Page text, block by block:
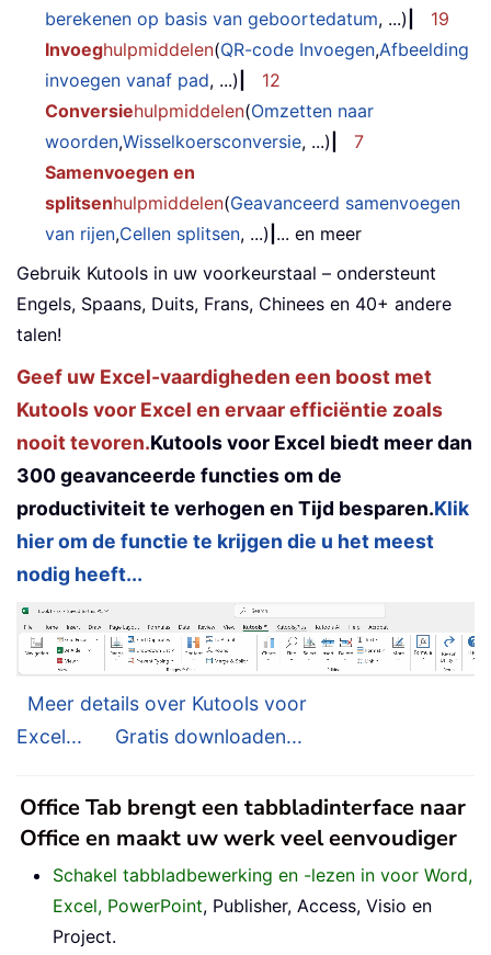
berekenen op basis van geboortedatum, ...)
19
Invoeghulpmiddelen(QR-code Invoegen,Afbeelding
invoegen vanaf pad, ...)
12
Conversiehulpmiddelen(Omzetten naar
woorden,Wisselkoersconversie, ...)
7
Samenvoegen en
splitsenhulpmiddelen(Geavanceerd samenvoegen
van rijen,Cellen splitsen, ...) ... en meer
Gebruik Kutools in uw voorkeurstaal – ondersteunt
Engels, Spaans, Duits, Frans, Chinees en 40+ andere
talen!
Geef uw Excel-vaardigheden een boost met
Kutools voor Excel en ervaar efficiëntie zoals
nooit tevoren.Kutools voor Excel biedt meer dan
300 geavanceerde functies om de
productiviteit te verhogen en Tijd besparen.Klik
hier om de functie te krijgen die u het meest
nodig heeft...
Meer details over Kutools voor
Excel...
Gratis downloaden...
Office Tab brengt een tabbladinterface naar
Office en maakt uw werk veel eenvoudiger
Schakel tabbladbewerking en -lezen in voor Word,
Excel, PowerPoint, Publisher, Access, Visio en
Project.